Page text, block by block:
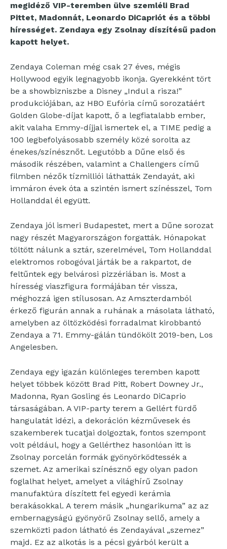
megidéző VIP-teremben ülve szemléli Brad
Pittet, Madonnát, Leonardo DiCapriót és a többi
hírességet. Zendaya egy Zsolnay díszítésű padon
kapott helyet.
Zendaya Coleman még csak 27 éves, mégis
Hollywood egyik legnagyobb ikonja. Gyerekként tört
be a showbizniszbe a Disney „Indul a risza!”
produkciójában, az HBO Eufória című sorozatáért
Golden Globe-díjat kapott, ő a legfiatalabb ember,
akit valaha Emmy-díjjal ismertek el, a TIME pedig a
100 legbefolyásosabb személy közé sorolta az
énekes/színésznőt. Legutóbb a Dűne első és
második részében, valamint a Challengers című
filmben nézők tízmilliói láthatták Zendayát, aki
immáron évek óta a szintén ismert színésszel, Tom
Hollanddal él együtt.
Zendaya jól ismeri Budapestet, mert a Dűne sorozat
nagy részét Magyarországon forgatták. Hónapokat
töltött nálunk a sztár, szerelmével, Tom Hollanddal
elektromos robogóval járták be a rakpartot, de
feltűntek egy belvárosi pizzériában is. Most a
híresség viaszfigura formájában tér vissza,
méghozzá igen stílusosan. Az Amszterdamból
érkező figurán annak a ruhának a másolata látható,
amelyben az öltözködési forradalmat kirobbantó
Zendaya a 71. Emmy-gálán tündökölt 2019-ben, Los
Angelesben.
Zendaya egy igazán különleges teremben kapott
helyet többek között Brad Pitt, Robert Downey Jr.,
Madonna, Ryan Gosling és Leonardo DiCaprio
társaságában. A VIP-party terem a Gellért fürdő
hangulatát idézi, a dekoráción kézművesek és
szakemberek tucatjai dolgoztak, fontos szempont
volt például, hogy a Gellérthez hasonlóan itt is
Zsolnay porcelán formák gyönyörködtessék a
szemet. Az amerikai színésznő egy olyan padon
foglalhat helyet, amelyet a világhírű Zsolnay
manufaktúra díszített fel egyedi kerámia
berakásokkal. A terem másik „hungarikuma” az az
embernagyságú gyönyörű Zsolnay sellő, amely a
szemközti padon látható és Zendayával „szemez”
majd. Ez az alkotás is a pécsi gyárból került a